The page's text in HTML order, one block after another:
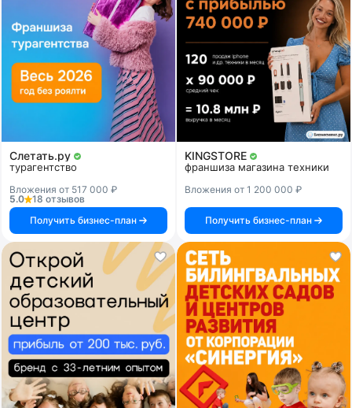
Слетать.ру
турагентство
Вложения от 517 000 ₽
5.0
18 отзывов
Получить бизнес-план
KINGSTORE
франшиза магазина техники
Вложения от 1 200 000 ₽
Получить бизнес-план